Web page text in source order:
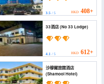
3.5/ 5 HKD 408+
33酒店 (No 33 Lodge)
4.1/ 5 HKD 612+
沙穆爾旅館酒店
(Shamool Hotel)